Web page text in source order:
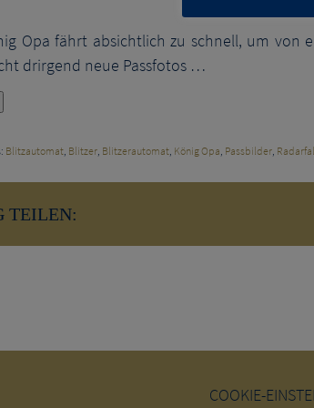
Opa fährt absicht­lich zu schnell, um von
drir­gend neue Passfotos …
Blitzautomat, Blitzer, Blitzerautomat, König Opa, Passbilder,
TEILEN:
COOKIE-